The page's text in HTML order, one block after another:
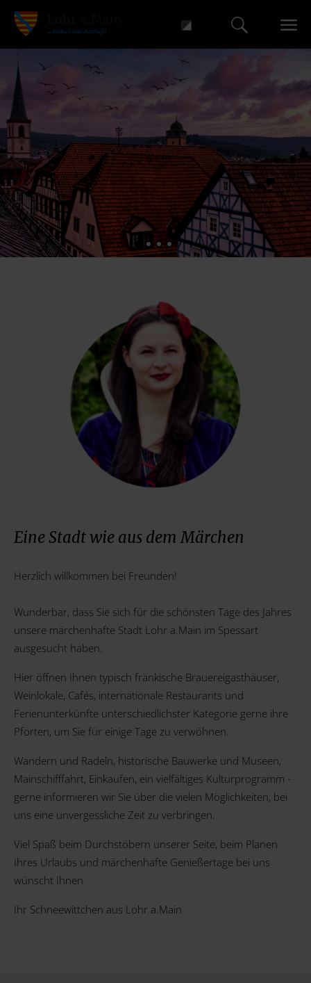
Eine Stadt wie aus dem Märchen
Herzlich willkommen bei Freunden!
Wunderbar, dass Sie sich für die schönsten Tage des Jahres
unsere märchenhafte Stadt Lohr a.Main im Spessart
ausgesucht haben.
Hier öffnen Ihnen typisch fränkische Brauereigasthäuser,
Weinlokale, Cafés, internationale Restaurants und
Ferienunterkünfte unterschiedlichster Kategorie gerne ihre
Pforten, um Sie für einige Tage zu verwöhnen.
Wandern und Radeln, historische Bauwerke und Museen,
Mainschifffahrt, Einkaufen, ein vielfältiges Kulturprogramm -
gerne informieren wir Sie über die vielen Möglichkeiten, bei
uns eine unvergessliche Zeit zu verbringen.
Viel Spaß beim Durchstöbern unserer Seite, beim Planen
Ihres Urlaubs und märchenhafte Genießertage bei uns
wünscht Ihnen
Ihr Schneewittchen aus Lohr a.Main